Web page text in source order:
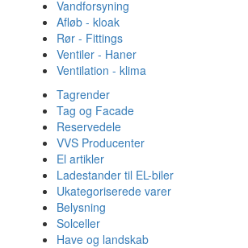
Vandforsyning
Afløb - kloak
Rør - Fittings
Ventiler - Haner
Ventilation - klima
Tagrender
Tag og Facade
Reservedele
VVS Producenter
El artikler
Ladestander til EL-biler
Ukategoriserede varer
Belysning
Solceller
Have og landskab